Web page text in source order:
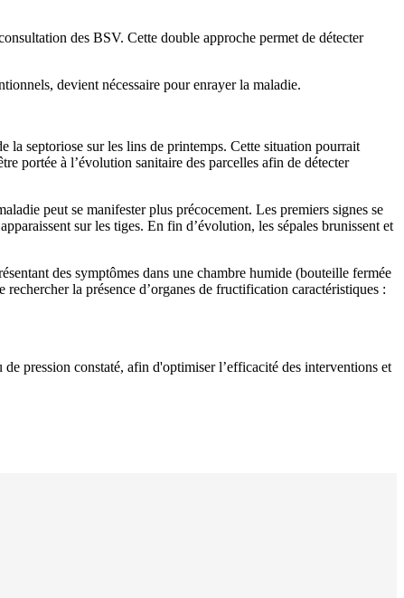
des BSV. Cette double approche permet de détecter
devient nécessaire pour enrayer la maladie.
la septoriose sur les lins de printemps. Cette situation pourrait
portée à l’évolution sanitaire des parcelles afin de détecter
peut se manifester plus précocement. Les premiers signes se
sur les tiges. En fin d’évolution, les sépales brunissent et
des symptômes dans une chambre humide (bouteille fermée
la présence d’organes de fructification caractéristiques :
pression constaté, afin d'optimiser l’efficacité des interventions et